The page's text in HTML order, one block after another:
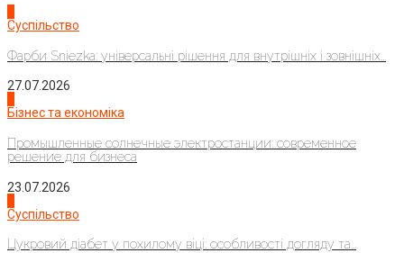
Суспільство
Фарби Sniezka: універсальні рішення для внутрішніх і зовнішніх...
27.07.2026
Бізнес та економіка
Промышленные солнечные электростанции: современное
решение для бизнеса
23.07.2026
Суспільство
Цукровий діабет у похилому віці: особливості догляду та...